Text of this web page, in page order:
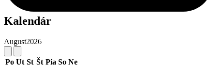
Kalendár
August2026
Po Ut St Št Pia So Ne